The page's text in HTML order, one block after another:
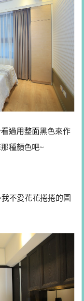
過用整面黑色來作
種顏色吧~
不愛花花捲捲的圖